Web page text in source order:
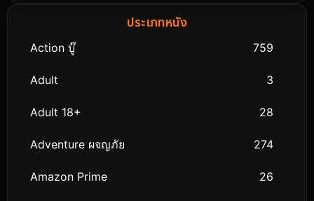
ประเภทหนัง
Action บู๊ 759
Adult 3
Adult 18+ 28
Adventure ผจญภัย 274
Amazon Prime 26